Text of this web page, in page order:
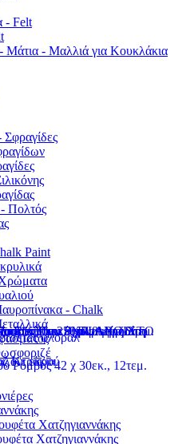
- Felt
Μάτια - Μαλλιά για Κουκλάκια
Πολτός
Paint
- Chalk
Χατζηγιαννάκης
Χατζηγιαννάκης